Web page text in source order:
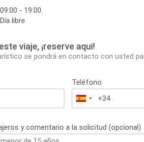
09:00 - 19:00
Día libre
viaje, ¡reserve aqui!
se pondrá en contacto con usted
Teléfono
España
+34
y comentario a la solicitud (opcional)